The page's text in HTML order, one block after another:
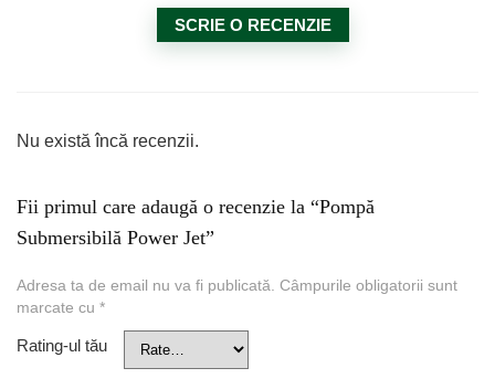
SCRIE O RECENZIE
Nu există încă recenzii.
Fii primul care adaugă o recenzie la “Pompă
Submersibilă Power Jet”
Adresa ta de email nu va fi publicată. Câmpurile obligatorii sunt
marcate cu *
Rating-ul tău